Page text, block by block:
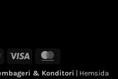
Swish
Visa
& Konditori | Hemsida